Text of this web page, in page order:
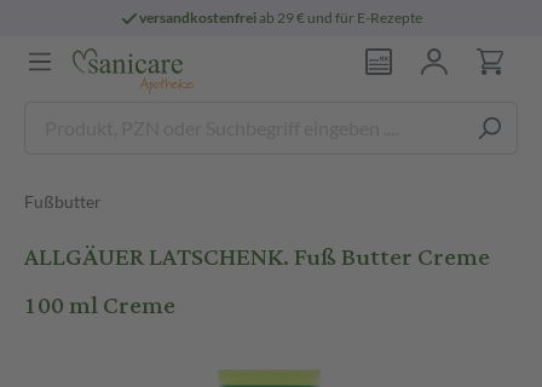
versandkostenfreiab 29 € und für E-Rezepte
Fußbutter
ALLGÄUER LATSCHENK. Fuß Butter Creme
100 ml Creme